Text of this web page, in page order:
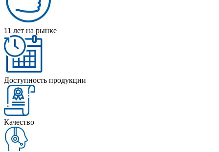
11 лет на рынке
Доступность продукции
Качество